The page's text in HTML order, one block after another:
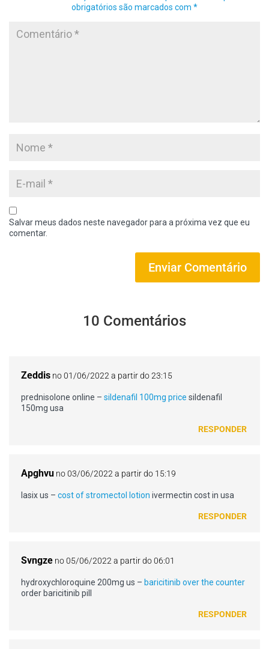
obrigatórios são marcados com *
Salvar meus dados neste navegador para a próxima vez que eu
comentar.
10 Comentários
Zeddis no 01/06/2022 a partir do 23:15
prednisolone online – sildenafil 100mg price sildenafil
150mg usa
RESPONDER
Apghvu no 03/06/2022 a partir do 15:19
lasix us – cost of stromectol lotion ivermectin cost in usa
RESPONDER
Svngze no 05/06/2022 a partir do 06:01
hydroxychloroquine 200mg us – baricitinib over the counter
order baricitinib pill
RESPONDER